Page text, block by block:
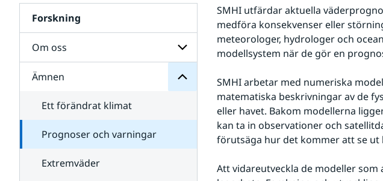
Forskning
Om oss
Undersidor
Ämnen
Undersidor
för
Ett förändrat klimat
Prognoser och varningar
Extremväder
SMHI utfärdar aktuella
medföra konsekvenser eller
meteorologer, hydrologer och
modellsystem när de gör en
SMHI arbetar med numeriska
matematiska beskrivningar av de
eller havet. Bakom modellerna
kan ta in observationer och
förutsäga hur det kommer att se ut
Att vidareutveckla de modeller